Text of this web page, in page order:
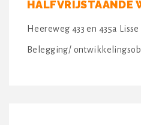
HALFVRIJSTAANDE
Heereweg 433 en 435a Lisse
Belegging/